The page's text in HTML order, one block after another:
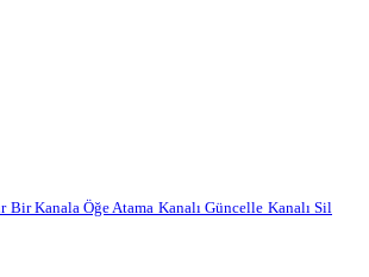
Bir Kanala Öğe Atama Kanalı Güncelle Kanalı Sil